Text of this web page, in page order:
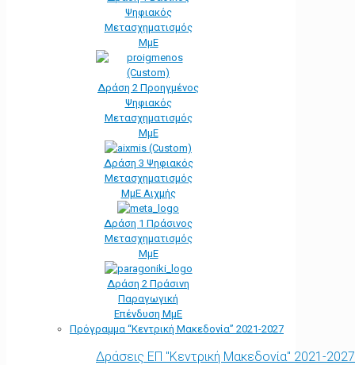
Ψηφιακός
Μετασχηματισμός
ΜμΕ
Δράση 2 Προηγμένος
Ψηφιακός
Μετασχηματισμός
ΜμΕ
Δράση 3 Ψηφιακός
Μετασχηματισμός
ΜμΕ Αιχμής
Δράση 1 Πράσινος
Μετασχηματισμός
ΜμΕ
Δράση 2 Πράσινη
Παραγωγική
Επένδυση ΜμΕ
Πρόγραμμα “Κεντρική Μακεδονία” 2021-2027
Δράσεις ΕΠ "Κεντρική Μακεδονία" 2021-2027